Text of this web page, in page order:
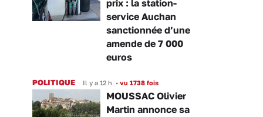
prix : la station-
service Auchan
sanctionnée d’une
amende de 7 000
euros
POLITIQUE Il y a 12 h • vu 1738 fois
MOUSSAC Olivier
Martin annonce sa